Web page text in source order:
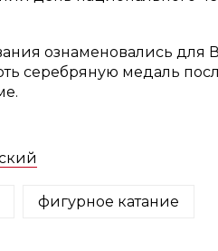
ознаменовались для
серебряную медаль
фигурное катание